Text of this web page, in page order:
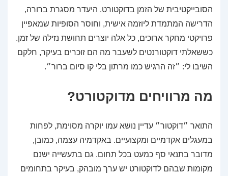
הסובייקטיבית של הזמן בדוקטורט. היעדר מסגרת ברורה,
הדרישה המתמדת ליוזמה אישית, וחוסר הסופיות שמאפיין
פרויקטי מחקר ארוכים, כל אלה יוצרים תחושת נזילה של זמן.
כששאלתי דוקטורנטים לשעבר מה הם זוכרים בעיקר, חלקם
השיבו לי: ״זה הרגיש כמו מרתון בלי קו סיום ברור״.
מה מרוויחים מדוקטורט?
התואר ״דוקטור״ עדיין נושא עמו יוקרה מסוימת, לפחות
במעגלים אקדמיים ומקצועיים. באקדמיה עצמה, כמובן,
מדובר בתנאי סף כמעט בכל תחום. גם בתעשייה ישנם
מקומות שבהם לדוקטורט יש ערך מובהק, בעיקר בתחומים